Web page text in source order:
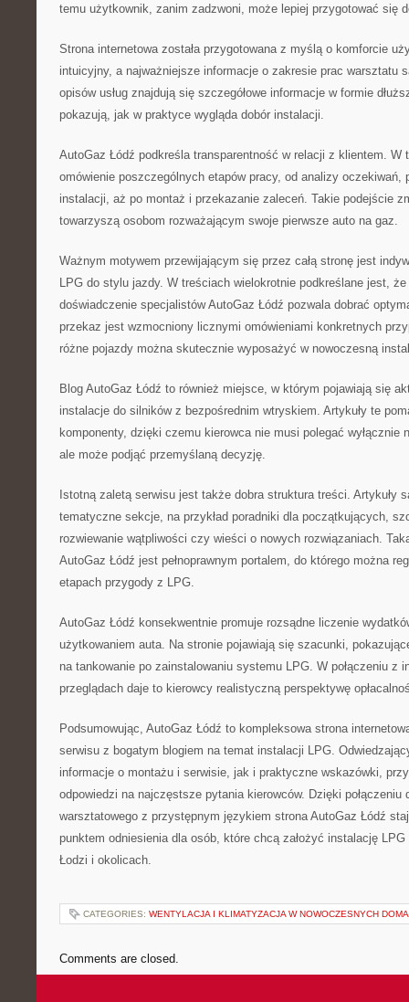
temu użytkownik, zanim zadzwoni, może lepiej przygotować się
Strona internetowa została przygotowana z myślą o komforcie
intuicyjny, a najważniejsze informacje o zakresie prac warsztatu
opisów usług znajdują się szczegółowe informacje w formie
pokazują, jak w praktyce wygląda dobór instalacji.
AutoGaz Łódź podkreśla transparentność w relacji z klientem. W
omówienie poszczególnych etapów pracy, od analizy oczekiwań,
instalacji, aż po montaż i przekazanie zaleceń. Takie podejście
towarzyszą osobom rozważającym swoje pierwsze auto na gaz.
Ważnym motywem przewijającym się przez całą stronę jest
LPG do stylu jazdy. W treściach wielokrotnie podkreślane jest,
doświadczenie specjalistów AutoGaz Łódź pozwala dobrać
przekaz jest wzmocniony licznymi omówieniami konkretnych
różne pojazdy można skutecznie wyposażyć w nowoczesną
Blog AutoGaz Łódź to również miejsce, w którym pojawiają się
instalacje do silników z bezpośrednim wtryskiem. Artykuły te
komponenty, dzięki czemu kierowca nie musi polegać wyłącznie
ale może podjąć przemyślaną decyzję.
Istotną zaletą serwisu jest także dobra struktura treści. Artykuły
tematyczne sekcje, na przykład poradniki dla początkujących,
rozwiewanie wątpliwości czy wieści o nowych rozwiązaniach.
AutoGaz Łódź jest pełnoprawnym portalem, do którego można
etapach przygody z LPG.
AutoGaz Łódź konsekwentnie promuje rozsądne liczenie
użytkowaniem auta. Na stronie pojawiają się szacunki,
na tankowanie po zainstalowaniu systemu LPG. W połączeniu z
przeglądach daje to kierowcy realistyczną perspektywę
Podsumowując, AutoGaz Łódź to kompleksowa strona
serwisu z bogatym blogiem na temat instalacji LPG.
informacje o montażu i serwisie, jak i praktyczne wskazówki,
odpowiedzi na najczęstsze pytania kierowców. Dzięki połączeniu
warsztatowego z przystępnym językiem strona AutoGaz Łódź
punktem odniesienia dla osób, które chcą założyć instalację
Łodzi i okolicach.
CATEGORIES: WENTYLACJA I KLIMATYZACJA W NOWOCZESNYCH
Comments are closed.